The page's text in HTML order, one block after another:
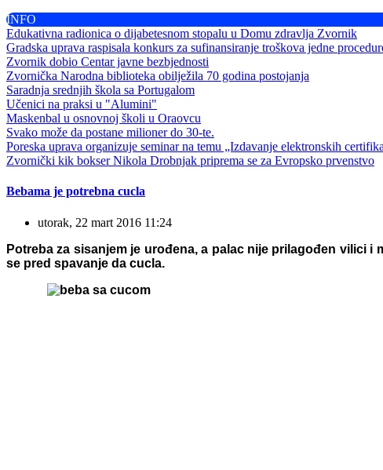
INFO
Edukativna radionica o dijabetesnom stopalu u Domu zdravlja Zvornik
Gradska uprava raspisala konkurs za sufinansiranje troškova jedne
Zvornik dobio Centar javne bezbjednosti
Zvornička Narodna biblioteka obilježila 70 godina postojanja
Saradnja srednjih škola sa Portugalom
Učenici na praksi u "Alumini"
Maskenbal u osnovnoj školi u Oraovcu
Svako može da postane milioner do 30-te.
Poreska uprava organizuje seminar na temu „Izdavanje elektronskih
Zvornički kik bokser Nikola Drobnjak priprema se za Evropsko prvenstvo
Bebama je potrebna cucla
utorak, 22 mart 2016 11:24
Potreba za sisanjem je urođena, a palac nije prilagođen vilici i
se pred spavanje da cucla.